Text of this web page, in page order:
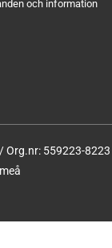
och information
Org.nr: 559223-8223